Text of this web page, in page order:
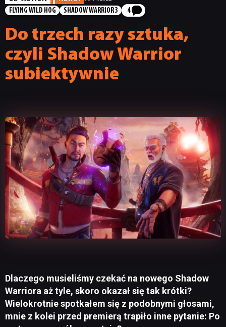
FLYING WILD HOG
SHADOW WARRIOR 3 4
Do trzech razy sztuka,
czyli Shadow Warrior
subiektywnie
Dlaczego musieliśmy czekać na nowego Shadow
Warriora aż tyle, skoro okazał się tak krótki?
Wielokrotnie spotkałem się z podobnymi głosami,
mnie z kolei przed premierą trapiło inne pytanie: Po